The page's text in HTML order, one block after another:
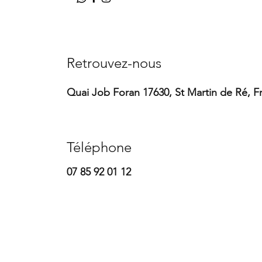
Retrouvez-nous​
Quai Job Foran 17630, St Martin de Ré,
Téléphone
07 85 92 01 12